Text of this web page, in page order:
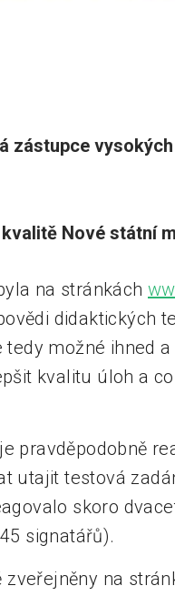
zástupce
Nové státní
na stránkách
didaktických
možné ihned
kvalitu úloh a
pravděpodobně
utajit testová
skoro
signatářů).
na